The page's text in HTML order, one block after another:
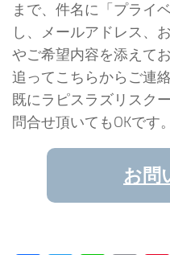
まで、件名に「プライ
し、メールアドレス、
やご希望内容を添えて
追ってこちらからご連
既にラピスラズリスク
問合せ頂いてもOKです。
お問